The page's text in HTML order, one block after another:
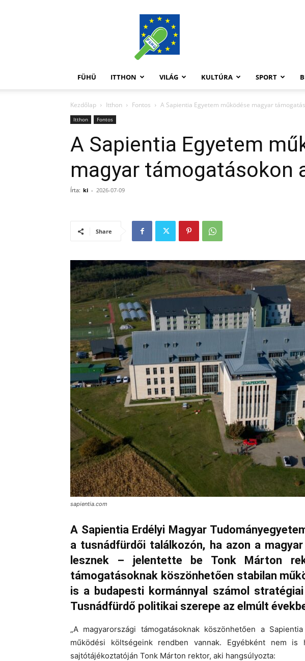
FüHü
FÜHÜ ITTHON VILÁG KULTÚRA SPORT
Kezdőlap Itthon Fontos A Sapientia Egyetem működése magyar
Itthon Fontos
A Sapientia Egyetem
magyar támogatásokon
Írta: ki - 2026-07-09
Share
sapientia.com
A Sapientia Erdélyi Magyar
a tusnádfürdői találkozón, ha azon a
lesznek – jelentette be Tonk Márton
támogatásoknak köszönhetően stabilan
is a budapesti kormánnyal számol
Tusnádfürdő politikai szerepe az elmúlt
„A magyarországi támogatásoknak köszönhetően a
működési költségeink rendben vannak. Egyébként nem is
sajtótájékoztatóján Tonk Márton rektor, aki hangsúlyozta: